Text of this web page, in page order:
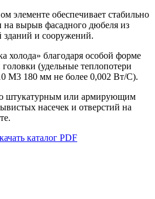
элементе обеспечивает стабильно
на вырыв фасадного дюбеля из
и сооружений.
холода» благодаря особой форме
(удельные теплопотери
M3 180 мм не более 0,002 Вт/C).
штукатурным или армирующим
насечек и отверстий на
каталог PDF